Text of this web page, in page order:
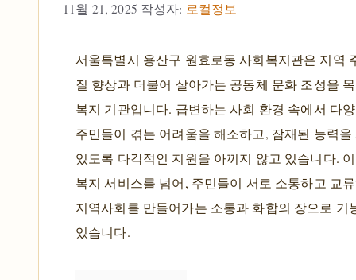
11월 21, 2025 작성자: 로컬정보
서울특별시 용산구 원효로동 사회복지관은 지역
질 향상과 더불어 살아가는 공동체 문화 조성을
복지 기관입니다. 급변하는 사회 환경 속에서 다
주민들이 겪는 어려움을 해소하고, 잠재된 능력
있도록 다각적인 지원을 아끼지 않고 있습니다.
복지 서비스를 넘어, 주민들이 서로 소통하고 교
지역사회를 만들어가는 소통과 화합의 장으로 기
있습니다.